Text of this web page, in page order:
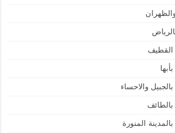
والاحساء
المنورة